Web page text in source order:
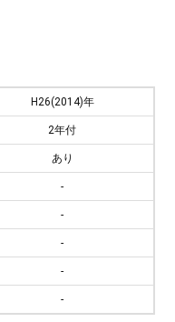
H26(2014)年
2年付
あり
-
-
-
-
-